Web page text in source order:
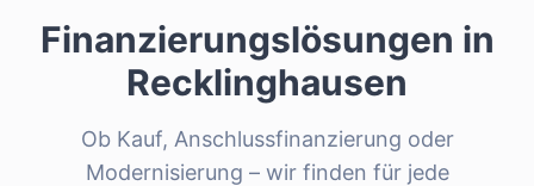
Finanzierungslösungen in
Recklinghausen
Ob Kauf, Anschlussfinanzierung oder
Modernisierung – wir finden für jede